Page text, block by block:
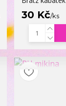
30 Kč/ks